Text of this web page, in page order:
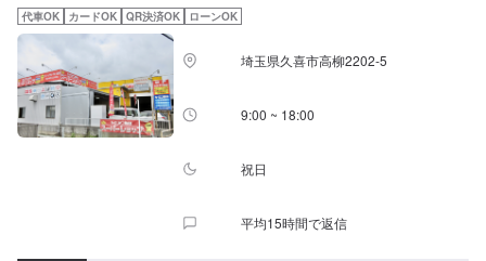
て□作業中は無料の代車をご利用ください。※燃料代は、お客様負担となって
おります。予め、ご了承ください。□パーツ持ち込みについて□パーツの持ち
込み可能です。オファーの際に持ち込みパーツの詳細をご入力ください。
【定休日・営業時間】定休日：祝日営業時間：9:00~19:00
代車OK カードOK QR決済OK ローンOK
埼玉県久喜市高柳2202-5
9:00 ~ 18:00
祝日
平均15時間で返信